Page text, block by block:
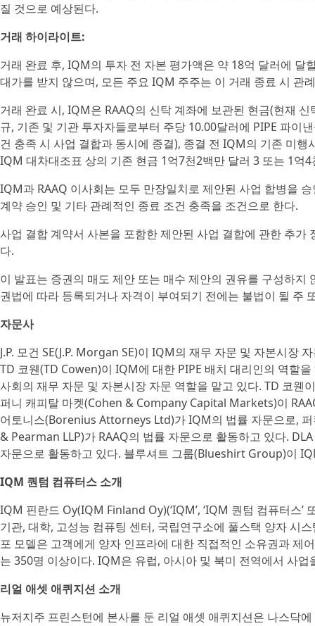
질 것으로 예상된다.
거래 하이라이트:
거래 완료 후, IQM의 투자 전 자본 평가액은 약 18억 달러에
대가를 받지 않으며, 모든 주요 IQM 주주는 이 거래 종료 시 관
거래 완료 시, IQM은 RAAQ의 신탁 계좌에 보관된 현금(현재
규, 기존 및 기관 투자자들로부터 주당 10.00달러에 PIPE 파이
건 충족 시 사업 결합과 동시에 종결), 종결 전 IQM의 기존 미
IQM 대차대조표 상의 기존 현금 1억7천2백만 달러 3 또는 1억
IQM과 RAAQ 이사회는 모두 만장일치로 제안된 사업 합병을
계약 승인 및 기타 관례적인 종료 조건 충족을 조건으로 한다.
사업 결합 계약서 사본을 포함한 제안된 사업 결합에 관한 추가
다.
이 발표는 증권의 매도 제안 또는 매수 제안의 권유를 구성하
권법에 따라 등록되거나 자격이 부여되기 전에는 불법이 될 주
자문사
J.P. 모건 SE(J.P. Morgan SE)이 IQM의 재무 자문 및 자본시장
TD 코웬(TD Cowen)이 IQM에 대한 PIPE 배치 대리인의 역할
사회의 재무 자문 및 자본시장 자문 역할을 맡고 있다. TD 코웬
퍼니 캐피탈 마켓(Cohen & Company Capital Markets)이
어토니스(Borenius Attorneys Ltd)가 IQM의 법률 자문으로,
& Pearman LLP)가 RAAQ의 법률 자문으로 활동하고 있다.
자문으로 활동하고 있다. 블루셔트 그룹(Blueshirt Group)이
IQM 퀀텀 컴퓨터스 소개
IQM 핀란드 Oy(IQM Finland Oy)(‘IQM’, ‘IQM 퀀텀 컴퓨터스’
기관, 대학, 고성능 컴퓨팅 센터, 국립연구소에 풀스택 양자 시
포 모델은 고객에게 양자 인프라에 대한 직접적인 소유권과 제
는 350명 이상이다. IQM은 유럽, 아시아 및 북미 전역에서 사업
리얼 애셋 애퀴지션 소개
뉴저지주 프린스턴에 본사를 둔 리얼 애셋 애퀴지션은 나스닥